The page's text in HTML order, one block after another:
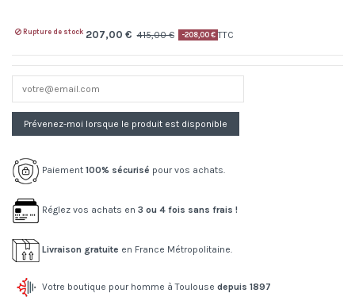
Rupture de stock 207,00 € 415,00 € -208,00 € TTC
Paiement 100% sécurisé pour vos achats.
Réglez vos achats en 3 ou 4 fois sans frais !
Livraison gratuite en France Métropolitaine.
Votre boutique pour homme à Toulouse depuis 1897